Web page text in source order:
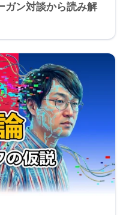
ガン対談から読み解